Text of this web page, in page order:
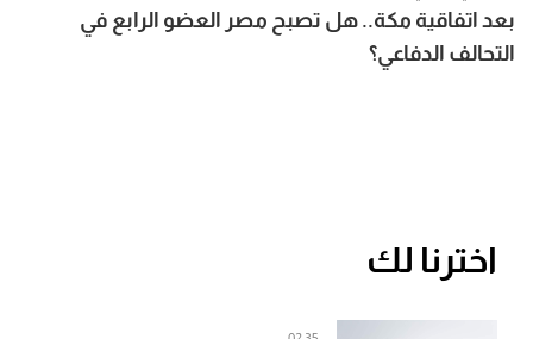
بعد اتفاقية مكة.. هل تصبح مصر العضو الرابع في
التحالف الدفاعي؟
اخترنا لك